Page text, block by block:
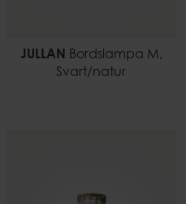
JULLAN
Bordslampa M,
Svart/natur